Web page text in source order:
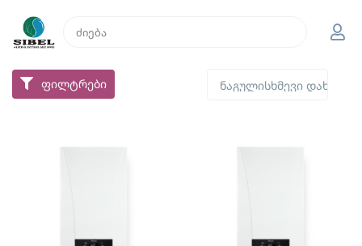
ფილტრები